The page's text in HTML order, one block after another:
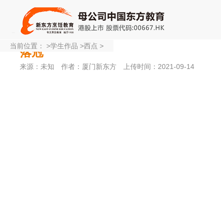
落冠
来源：未知 作者：厦门新东方 上传时间：2021-09-14
当前位置： >学生作品 >西点 >